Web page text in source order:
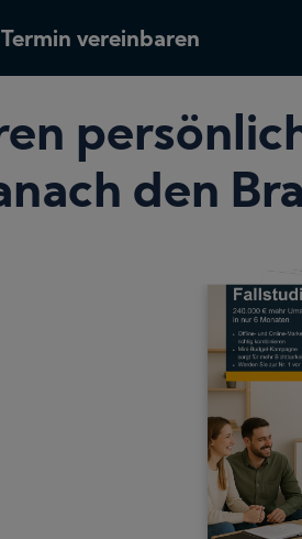
vereinbaren
den